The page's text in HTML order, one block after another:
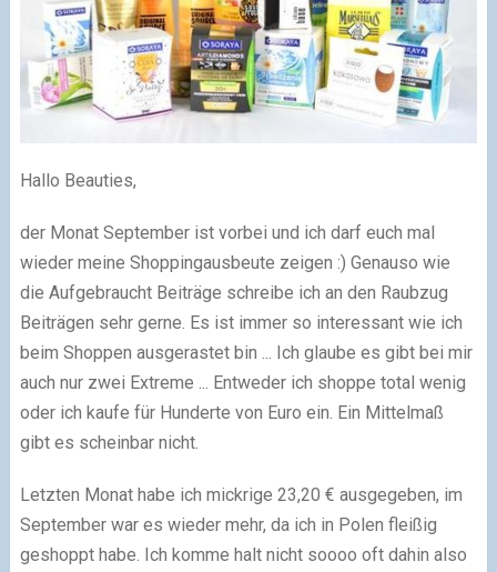
Hallo Beauties,
der Monat September ist vorbei und ich darf euch mal
wieder meine Shoppingausbeute zeigen :) Genauso wie
die Aufgebraucht Beiträge schreibe ich an den Raubzug
Beiträgen sehr gerne. Es ist immer so interessant wie ich
beim Shoppen ausgerastet bin ... Ich glaube es gibt bei mir
auch nur zwei Extreme ... Entweder ich shoppe total wenig
oder ich kaufe für Hunderte von Euro ein. Ein Mittelmaß
gibt es scheinbar nicht.
Letzten Monat habe ich mickrige 23,20 € ausgegeben, im
September war es wieder mehr, da ich in Polen fleißig
geshoppt habe. Ich komme halt nicht soooo oft dahin also